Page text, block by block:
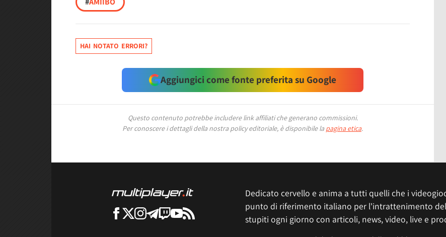
HAI NOTATO ERRORI?
Aggiungici come fonte preferita su Google
Questo contenuto potrebbe includere link affiliati che generano commissioni.
Per conoscere i dettagli della nostra policy editoriale, è disponibile la pagina etica.
Dedicato cervello e anima a tutti quelli che i
punto di riferimento italiano per l'intrattenimento
stupiti ogni giorno con articoli, news, video, live e